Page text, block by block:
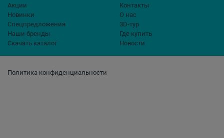
Политика конфиденциальности
Акции
Новинки
Спецпредложения
Наши бренды
Скачать каталог
Контакты
О нас
3D-тур
Где купить
Новости